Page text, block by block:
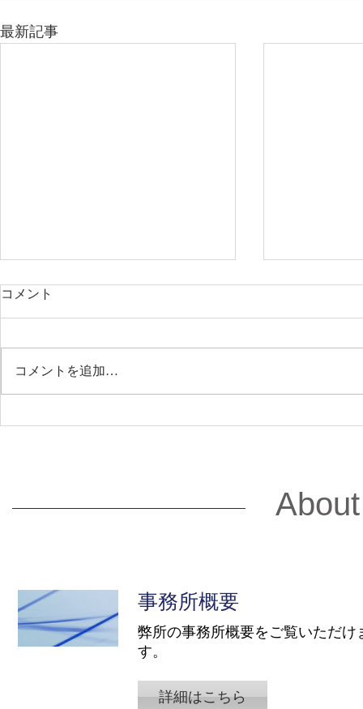
最新記事
2026.2.26 企業実務3月号で代
2025.11.6 11月19日 株式会社
備室が押さ
代表寺島
コメント
コメントを追加…
事務所概要
弊所の事務所概要をご覧いただけ
す。
詳細はこちら